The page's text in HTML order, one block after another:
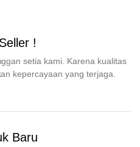
!
setia kami. Karena kualitas
kepercayaan yang terjaga.
Baru